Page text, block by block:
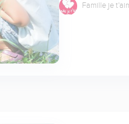
Famille je